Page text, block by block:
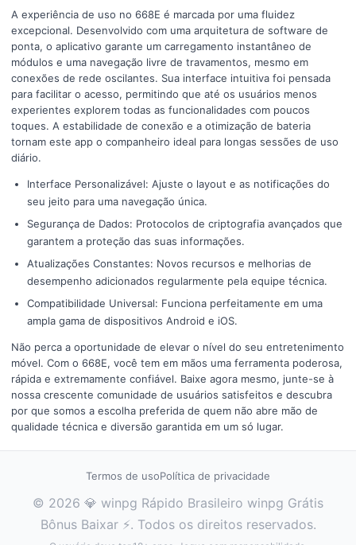
A experiência de uso no 668E é marcada por uma fluidez
excepcional. Desenvolvido com uma arquitetura de software de
ponta, o aplicativo garante um carregamento instantâneo de
módulos e uma navegação livre de travamentos, mesmo em
conexões de rede oscilantes. Sua interface intuitiva foi pensada
para facilitar o acesso, permitindo que até os usuários menos
experientes explorem todas as funcionalidades com poucos
toques. A estabilidade de conexão e a otimização de bateria
tornam este app o companheiro ideal para longas sessões de uso
diário.
Interface Personalizável: Ajuste o layout e as notificações do
seu jeito para uma navegação única.
Segurança de Dados: Protocolos de criptografia avançados que
garantem a proteção das suas informações.
Atualizações Constantes: Novos recursos e melhorias de
desempenho adicionados regularmente pela equipe técnica.
Compatibilidade Universal: Funciona perfeitamente em uma
ampla gama de dispositivos Android e iOS.
Não perca a oportunidade de elevar o nível do seu entretenimento
móvel. Com o 668E, você tem em mãos uma ferramenta poderosa,
rápida e extremamente confiável. Baixe agora mesmo, junte-se à
nossa crescente comunidade de usuários satisfeitos e descubra
por que somos a escolha preferida de quem não abre mão de
qualidade técnica e diversão garantida em um só lugar.
Termos de usoPolítica de privacidade
© 2026 💎 winpg Rápido Brasileiro winpg Grátis
Bônus Baixar ⚡. Todos os direitos reservados.